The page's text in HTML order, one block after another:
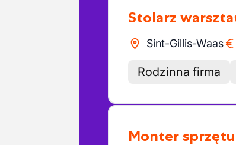
Stolarz
Sint-Gillis-Waas
Rodzinna firma
Monter